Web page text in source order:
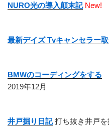
NURO光の導入顛末記
最新デイズ Tvキャンセラー
BMWのコーディングをする
2019年12月
井戸掘り日記 打ち抜き井戸